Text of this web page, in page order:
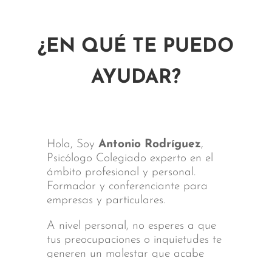
¿EN QUÉ TE PUEDO
AYUDAR?
Hola, Soy Antonio Rodríguez,
Psicólogo Colegiado experto en el
ámbito profesional y personal.
Formador y conferenciante para
empresas y particulares.
A nivel personal, no esperes a que
tus preocupaciones o inquietudes te
generen un malestar que acabe